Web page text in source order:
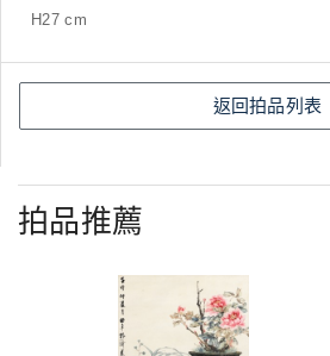
H27 cm
返回拍品列表
拍品推薦